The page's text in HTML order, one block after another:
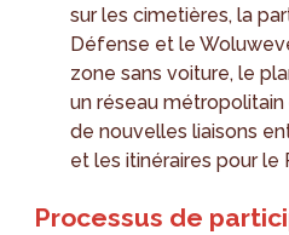
sur les cimetières, la
Défense et le
zone sans voiture, le
un réseau
de nouvelles liaisons
et les itinéraires pour le
Processus de